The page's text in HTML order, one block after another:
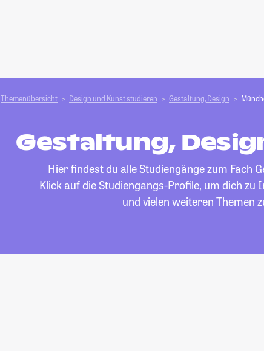
Themenübersicht Design und Kunst studieren Gestaltung, Design
Gestaltung,
Hier findest du alle Studiengänge zum Fach
Klick auf die Studiengangs-Profile, um dich zu
und vielen weiteren Themen